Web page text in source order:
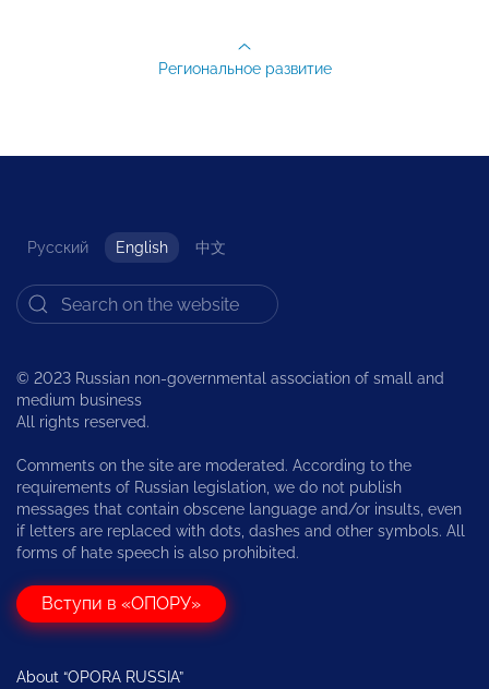
Региональное развитие
Русский English 中文
© 2023 Russian non-governmental association of small and
medium business
All rights reserved.
Comments on the site are moderated. According to the
requirements of Russian legislation, we do not publish
messages that contain obscene language and/or insults, even
if letters are replaced with dots, dashes and other symbols. All
forms of hate speech is also prohibited.
Вступи в «ОПОРУ»
About “OPORA RUSSIA”